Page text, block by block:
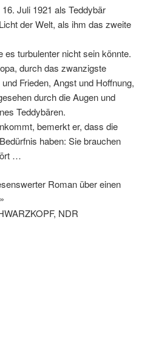
Roman über einen
NDR
Klappentext von der
des Jahres – ein meisterhafter
zum Buch des Jahres 2008
von Maine ist kalt und einsam.
nicht gestört, er lebt schon
treuen Gefährten, seinen